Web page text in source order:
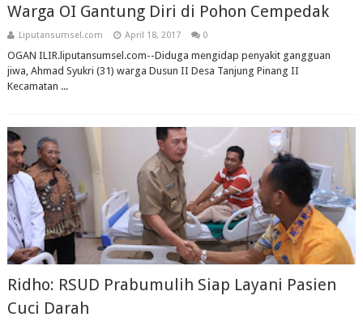
Warga OI Gantung Diri di Pohon Cempedak
Liputansumsel.com April 18, 2017 0
OGAN ILIR.liputansumsel.com--Diduga mengidap penyakit gangguan
jiwa, Ahmad Syukri (31) warga Dusun II Desa Tanjung Pinang II
Kecamatan ...
Ridho: RSUD Prabumulih Siap Layani Pasien
Cuci Darah